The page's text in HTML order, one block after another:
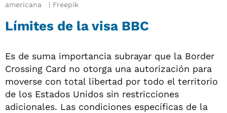
americana Freepik
Límites de la visa BBC
Es de suma importancia subrayar que la Border
Crossing Card no otorga una autorización para
moverse con total libertad por todo el territorio
de los Estados Unidos sin restricciones
adicionales. Las condiciones específicas de la